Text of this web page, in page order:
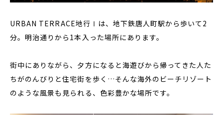
URBAN TERRACE地行Ⅰは、地下鉄唐人町駅から歩いて2
分。明治通りから1本入った場所にあります。
街中にありながら、夕方になると海遊びから帰ってきた人た
ちがのんびりと住宅街を歩く…そんな海外のビーチリゾート
のような風景も見られる、色彩豊かな場所です。